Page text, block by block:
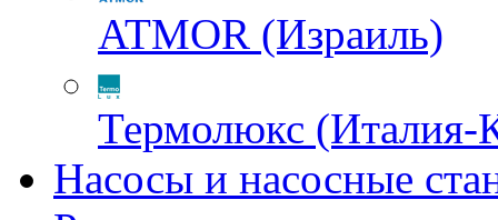
ATMOR (Израиль)
Термолюкс (Италия-
Насосы и насосные